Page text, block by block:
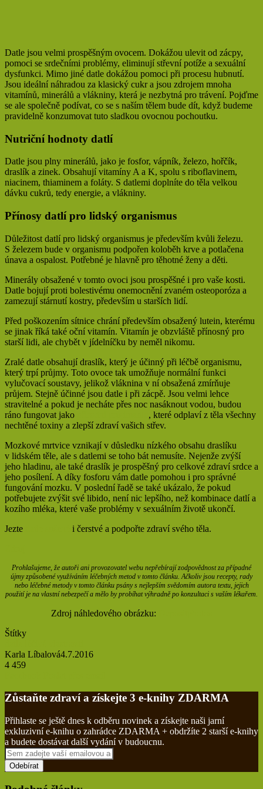
Datle jsou velmi prospěšným ovocem. Dokážou ulevit od zácpy,
pomoci se srdečními problémy, eliminují střevní potíže a sexuální
dysfunkci. Mimo jiné datle dokážou pomoci při procesu hubnutí.
Jsou ideální náhradou za klasický cukr a jsou zdrojem mnoha
vitamínů, minerálů a vlákniny, která je nezbytná pro trávení. Pojďme
se ale společně podívat, co se s naším tělem bude dít, když budeme
pravidelně konzumovat tuto sladkou ovocnou pochoutku.
Nutriční hodnoty datlí
Datle jsou plny minerálů, jako je fosfor, vápník, železo, hořčík,
draslík a zinek. Obsahují vitamíny A a K, spolu s riboflavinem,
niacinem, thiaminem a foláty. S datlemi doplníte do těla velkou
dávku cukrů, tedy energie, a vlákniny.
Přínosy datlí pro lidský organismus
Důležitost datlí pro lidský organismus je především kvůli železu.
S železem bude v organismu podpořen koloběh krve a potlačena
únava a ospalost. Potřebné je hlavně pro těhotné ženy a děti.
Minerály obsažené v tomto ovoci jsou prospěšné i pro vaše kosti.
Datle bojují proti bolestivému onemocnění zvaném osteoporóza a
zamezují stárnutí kostry, především u starších lidí.
Před poškozením sítnice chrání především obsažený lutein, kterému
se jinak říká také oční vitamín. Vitamín je obzvláště přínosný pro
starší lidi, ale chybět v jídelníčku by neměl nikomu.
Zralé datle obsahují draslík, který je účinný při léčbě organismu,
který trpí průjmy. Toto ovoce tak umožňuje normální funkci
vylučovací soustavy, jelikož vláknina v ní obsažená zmírňuje
průjem. Stejně účinné jsou datle i při zácpě. Jsou velmi lehce
stravitelné a pokud je necháte přes noc nasáknout vodou, budou
ráno fungovat jako
, které odplaví z těla všechny
nechtěné toxiny a zlepší zdraví vašich střev.
Mozkové mrtvice vznikají v důsledku nízkého obsahu draslíku
v lidském těle, ale s datlemi se toho bát nemusíte. Nejenže zvýší
jeho hladinu, ale také draslík je prospěšný pro celkové zdraví srdce a
jeho posílení. A díky fosforu vám datle pomohou i pro správné
fungování mozku. V poslední řadě se také ukázalo, že pokud
potřebujete zvýšit své libido, není nic lepšího, než kombinace datlí a
kozího mléka, které vaše problémy v sexuálním životě ukončí.
Jezte
i čerstvé a podpořte zdraví svého těla.
Prohlašujeme, že autoři ani provozovatel webu nepřebírají zodpovědnost za případné
újmy způsobené využíváním léčebných metod v tomto článku. Ačkoliv jsou recepty, rady
nebo léčebné metody v tomto článku psány s nejlepším svědomím autora textu, jejich
použití je na vlastní nebezpečí a mělo by probíhat výhradně po konzultaci s vaším lékařem.
Zdroj náhledového obrázku:
Štítky
Karla Líbalová4.7.2016
4 459
Zůstaňte zdraví a získejte 3 e-knihy ZDARMA
Přihlaste se ještě dnes k odběru novinek a získejte naši jarní
exkluzivní e-knihu o zahrádce ZDARMA + obdržíte 2 starší e-knihy
a budete dostávat další vydání v budoucnu.
Sem
zadejte
vaší
emailovou